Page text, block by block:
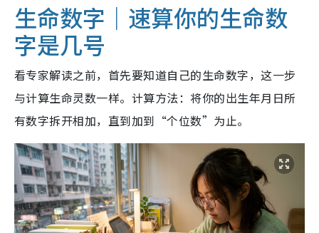
生命数字｜速算你的生命数
字是几号
看专家解读之前，首先要知道自己的生命数字，这一步
与计算生命灵数一样。计算方法：将你的出生年月日所
有数字拆开相加，直到加到“个位数”为止。